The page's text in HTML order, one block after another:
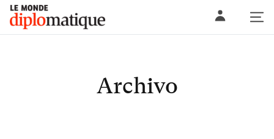
Skip
content
Le monde diplomatique
Archivo